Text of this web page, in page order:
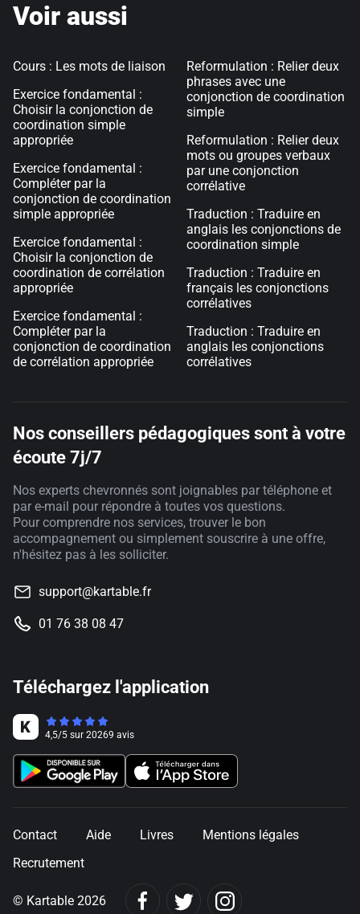
Voir aussi
Cours : Les mots de liaison
Exercice fondamental :
Choisir la conjonction de
coordination simple
appropriée
Exercice fondamental :
Compléter par la
conjonction de coordination
simple appropriée
Exercice fondamental :
Choisir la conjonction de
coordination de corrélation
appropriée
Exercice fondamental :
Compléter par la
conjonction de coordination
de corrélation appropriée
Reformulation : Relier deux
phrases avec une
conjonction de coordination
simple
Reformulation : Relier deux
mots ou groupes verbaux
par une conjonction
corrélative
Traduction : Traduire en
anglais les conjonctions de
coordination simple
Traduction : Traduire en
français les conjonctions
corrélatives
Traduction : Traduire en
anglais les conjonctions
corrélatives
Nos conseillers pédagogiques sont à votre
écoute 7j/7
Nos experts chevronnés sont joignables par téléphone et
par e-mail pour répondre à toutes vos questions.
Pour comprendre nos services, trouver le bon
accompagnement ou simplement souscrire à une offre,
n'hésitez pas à les solliciter.
support@kartable.fr
01 76 38 08 47
Téléchargez l'application
4,5/5 sur 20269 avis
Contact Aide Livres
Mentions légales
Recrutement
© Kartable 2026